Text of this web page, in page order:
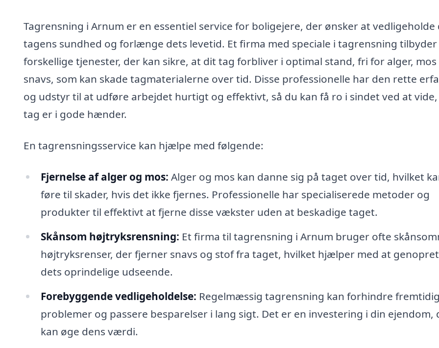
Tagrensning i Arnum er en essentiel service for boligejere, der ønsker at vedligeholde
tagens sundhed og forlænge dets levetid. Et firma med speciale i tagrensning tilbyder
forskellige tjenester, der kan sikre, at dit tag forbliver i optimal stand, fri for alger, mos
snavs, som kan skade tagmaterialerne over tid. Disse professionelle har den rette
og udstyr til at udføre arbejdet hurtigt og effektivt, så du kan få ro i sindet ved at
tag er i gode hænder.
En tagrensningsservice kan hjælpe med følgende:
Fjernelse af alger og mos: Alger og mos kan danne sig på taget over tid, hvilket
føre til skader, hvis det ikke fjernes. Professionelle har specialiserede metoder og
produkter til effektivt at fjerne disse vækster uden at beskadige taget.
Skånsom højtryksrensning: Et firma til tagrensning i Arnum bruger ofte
højtryksrenser, der fjerner snavs og stof fra taget, hvilket hjælper med at
dets oprindelige udseende.
Forebyggende vedligeholdelse: Regelmæssig tagrensning kan forhindre
problemer og passere besparelser i lang sigt. Det er en investering i din ejendom,
kan øge dens værdi.